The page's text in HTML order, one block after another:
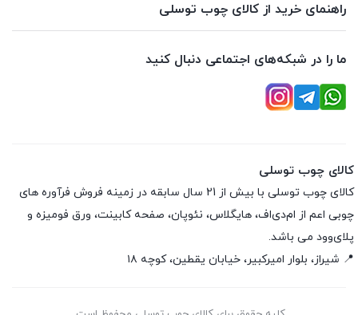
راهنمای خرید از کالای چوب توسلی
ما را در شبکه‌های اجتماعی دنبال کنید
کالای چوب توسلی
کالای چوب توسلی با بیش از 21 سال سابقه در زمینه فروش فرآوره های
چوبی اعم از ام‌دی‌اف، هایگلاس، نئوپان، صفحه کابینت، ورق فومیزه و
پلای‌وود می باشد.
📍 شیراز، بلوار امیرکبیر، خیابان یقطین، کوچه ۱۸